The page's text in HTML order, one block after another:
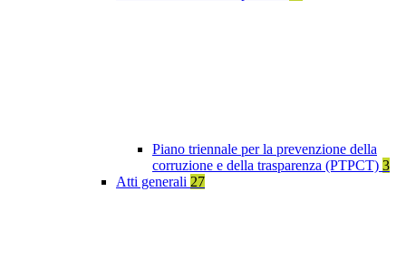
Piano triennale per la prevenzione della
corruzione e della trasparenza (PTPCT) 3
Atti generali 27